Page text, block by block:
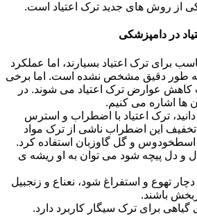
از روش های جدید ترک اعتیاد است.
در دامپزشکی
برای ترک اعتیاد بسیارند، اما عملکرد
به طور دقیق مشخص نشده است. اما برخی
کاهش عوارض ترک اعتیاد می شوند. در
ها اشاره می کنیم.
ترک اعتیاد با اضطراب و استرس
این اضطراب ناشی از ترک مواد
اسطخودوس و گل گاوزبان استفاده کرد.
و دل پیچه شود می توان به او ریشه ی
تهوع و استفراغ شود، نعناع و زنجبیل
باشند.
برای ترک سیگار کاربرد دارد.